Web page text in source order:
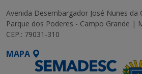
Avenida Desembargador José Nunes da
Parque dos Poderes - Campo Grande |
CEP.: 79031-310
MAPA